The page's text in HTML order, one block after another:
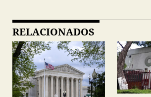
RELACIONADOS